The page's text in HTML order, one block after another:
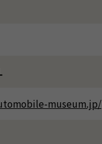
museum.jp/